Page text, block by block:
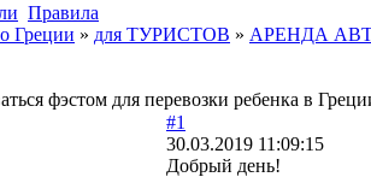
Правила
Греции » для ТУРИСТОВ » АРЕНДА
фэстом для перевозки ребенка в
#1
30.03.2019 11:09:15
Добрый день!